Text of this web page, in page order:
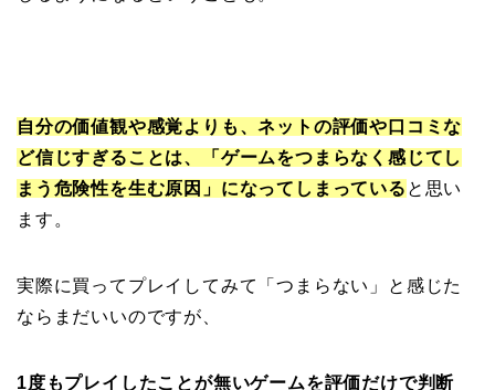
自分の価値観や感覚よりも、ネットの評価や口コミな
ど信じすぎることは、「ゲームをつまらなく感じてし
まう危険性を生む原因」になってしまっている と思い
ます。
実際に買ってプレイしてみて「つまらない」と感じた
ならまだいいのですが、
1度もプレイしたことが無いゲームを評価だけで判断